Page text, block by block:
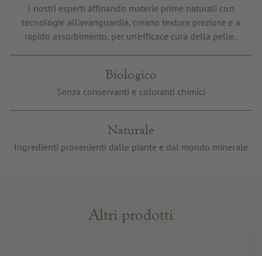
Buoni regalo
Servizi e informazioni
I nostri esperti affinando materie prime naturali con
tecnologie all'avanguardia, creano texture preziose e a
rapido assorbimento, per un'efficace cura della pelle..
Biologico
Senza conservanti e coloranti chimici
Naturale
Ingredienti provenienti dalle piante e dal mondo minerale
Altri prodotti